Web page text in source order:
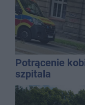
Potrącenie
szpitala